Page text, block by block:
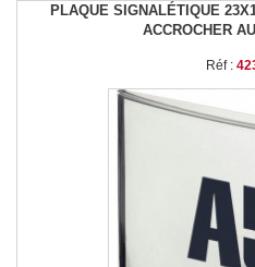
PLAQUE SIGNALÉTIQUE
ACCROCHER
Réf :